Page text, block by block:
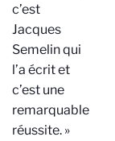
c’est
Jacques
Semelin qui
l’a écrit et
c’est une
remarquable
réussite. »